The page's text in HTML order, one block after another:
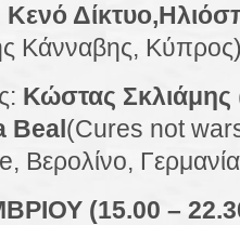
Κενό Δίκτυο,
Κάνναβης,
Κώστας Σκλιάμης
Beal (Cures not
Βερολίνο, Γ
(15.00 –